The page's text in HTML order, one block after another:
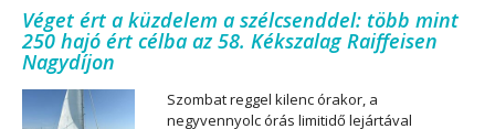
Véget ért a küzdelem a szélcsenddel: több mint
250 hajó ért célba az 58. Kékszalag Raiffeisen
Nagydíjon
Szombat reggel kilenc órakor, a
negyvennyolc órás limitidő lejártával